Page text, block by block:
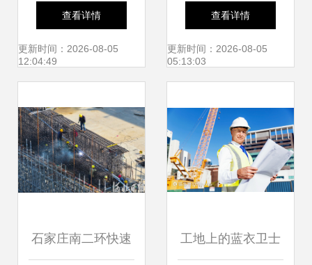
诺 致每一位建设工
程师
查看详情
更新时间：2026-08-05
12:04:49
人 工程师与建设者
的日常
查看详情
更新时间：2026-08-05
05:13:03
石家庄南二环快速 工地上的蓝衣卫士